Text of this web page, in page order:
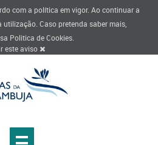
com a política em vigor. Ao continuar a
Caso pretenda saber mais,
Politica de Cookies.
este aviso